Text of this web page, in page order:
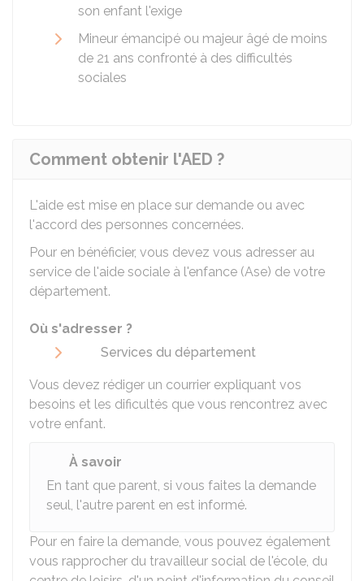
son enfant l'exige
Mineur émancipé ou majeur âgé de moins
de 21 ans confronté à des difficultés
sociales
Comment obtenir l'AED ?
L'aide est mise en place sur demande ou avec
l'accord des personnes concernées.
Pour en bénéficier, vous devez vous adresser au
service de l'aide sociale à l'enfance (Ase) de votre
département.
Où s'adresser ?
Services du département
Vous devez rédiger un courrier expliquant vos
besoins et les dificultés que vous rencontrez avec
votre enfant.
À savoir
En tant que parent, si vous faites la demande
seul, l'autre parent en est informé.
Pour en faire la demande, vous pouvez également
vous rapprocher du travailleur social de l'école, du